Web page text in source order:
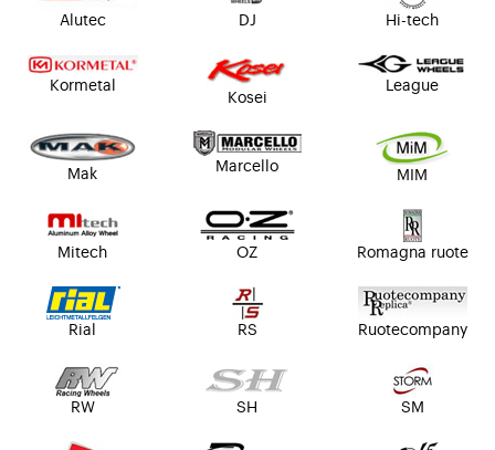
Alutec DJ Hi-tech
Kormetal
Kosei
League
Mak Marcello
MIM
Mitech OZ Romagna ruote
Rial RS Ruotecompany
RW SH SM